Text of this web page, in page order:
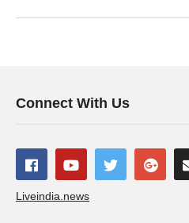
Connect With Us
Liveindia.news